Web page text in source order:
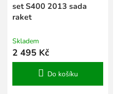
set S400 2013 sada
raket
Skladem
2 495 Kč
Do košíku